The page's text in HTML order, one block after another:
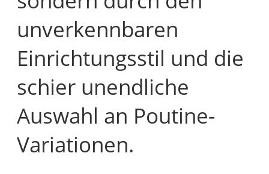
unverkennbaren
Einrichtungsstil und die
schier unendliche
Auswahl an Poutine-
Variationen.